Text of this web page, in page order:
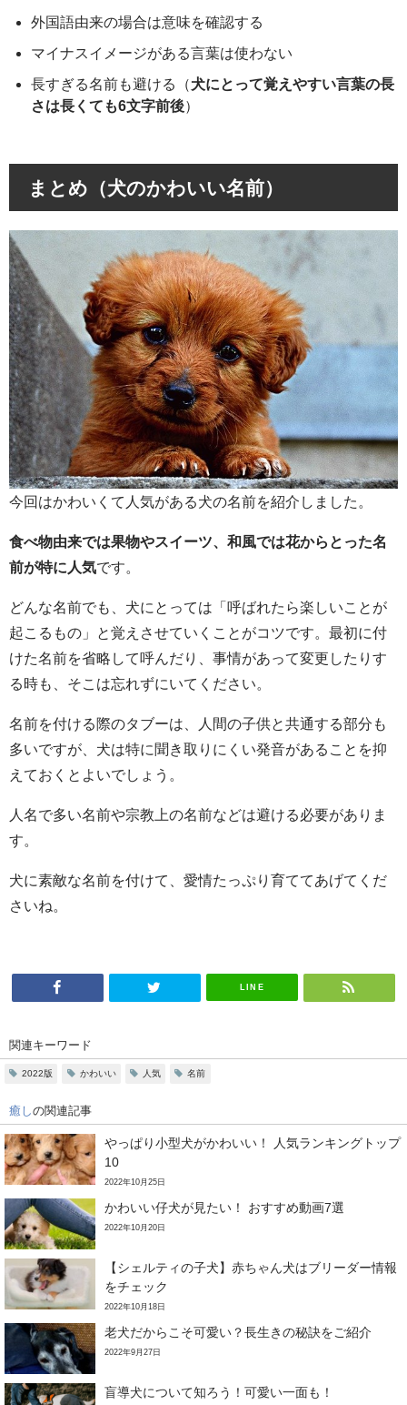
外国語由来の場合は意味を確認する
マイナスイメージがある言葉は使わない
長すぎる名前も避ける（犬にとって覚えやすい言葉の長
さは長くても6文字前後）
まとめ（犬のかわいい名前）
今回はかわいくて人気がある犬の名前を紹介しました。
食べ物由来では果物やスイーツ、和風では花からとった名
前が特に人気です。
どんな名前でも、犬にとっては「呼ばれたら楽しいことが
起こるもの」と覚えさせていくことがコツです。最初に付
けた名前を省略して呼んだり、事情があって変更したりす
る時も、そこは忘れずにいてください。
名前を付ける際のタブーは、人間の子供と共通する部分も
多いですが、犬は特に聞き取りにくい発音があることを抑
えておくとよいでしょう。
人名で多い名前や宗教上の名前などは避ける必要がありま
す。
犬に素敵な名前を付けて、愛情たっぷり育ててあげてくだ
さいね。
LINE
関連キーワード
2022版 かわいい 人気 名前
癒し の関連記事
やっぱり小型犬がかわいい！ 人気ランキングトップ
10
2022年10月25日
かわいい仔犬が見たい！ おすすめ動画7選
2022年10月20日
【シェルティの子犬】赤ちゃん犬はブリーダー情報
をチェック
2022年10月18日
老犬だからこそ可愛い？長生きの秘訣をご紹介
2022年9月27日
盲導犬について知ろう！可愛い一面も！